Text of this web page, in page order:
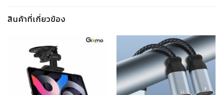
สินค้าที่เกี่ยวข้อง